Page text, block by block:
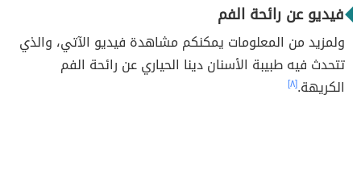
فيديو عن رائحة الفم
ولمزيد من المعلومات يمكنكم مشاهدة فيديو الآتي، والذي
تتحدث فيه طبيبة الأسنان دينا الحياري عن رائحة الفم
الكريهة.[٨]